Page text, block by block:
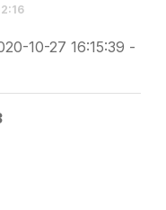
10-27 16:15:39 -